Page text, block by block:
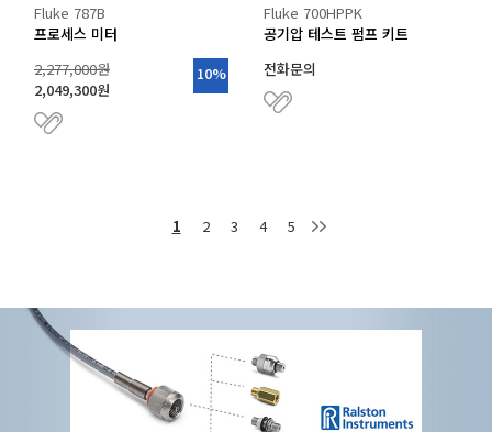
Fluke 787B
프로세스 미터
2,277,000원
2,049,300원
10%
Fluke 700HPPK
공기압 테스트 펌프 키트
전화문의
1 2 3 4 5